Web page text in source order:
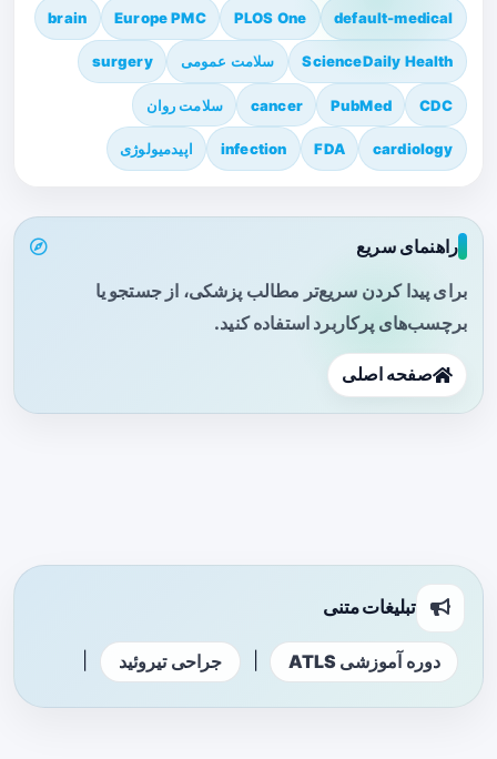
default-medical
PLOS One
Europe PMC
brain
ScienceDaily Health سلامت عمومی surgery
CDC
PubMed
cancer سلامت روان
cardiology
FDA
infection اپیدمیولوژی
راهنمای سریع
برای پیدا کردن سریع‌تر مطالب پزشکی، از جستجو یا
برچسب‌های پرکاربرد استفاده کنید.
صفحه اصلی
تبلیغات متنی
دوره آموزشی ATLS جراحی تیروئید